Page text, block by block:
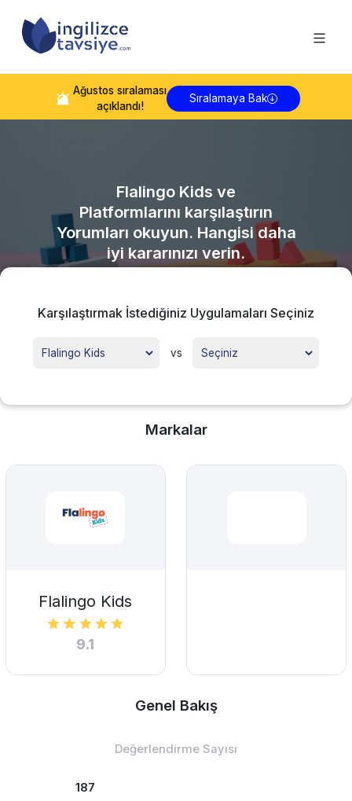
Ağustos sıralaması
açıklandı!
Sıralamaya Bak
Flalingo Kids ve
Platformlarını karşılaştırın
Yorumları okuyun. Hangisi daha
iyi kararınızı verin.
Karşılaştırmak İstediğiniz Uygulamaları Seçiniz
vs
Markalar
Flalingo Kids
9.1
Genel Bakış
Değerlendirme Sayısı
187